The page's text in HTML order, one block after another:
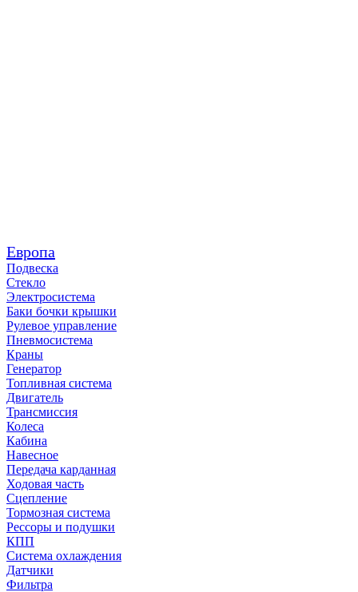
Европа
Подвеска
Стекло
Электросистема
Баки бочки крышки
Рулевое управление
Пневмосистема
Краны
Генератор
Топливная система
Двигатель
Трансмиссия
Колеса
Кабина
Навесное
Передача карданная
Ходовая часть
Сцепление
Тормозная система
Рессоры и подушки
КПП
Система охлаждения
Датчики
Фильтра